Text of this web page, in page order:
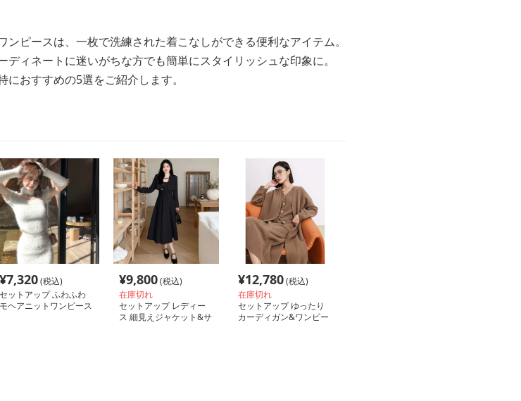
ピースは、一枚で洗練された着こなしができる便利なアイテム。
ィネートに迷いがちな方でも簡単にスタイリッシュな印象に。
おすすめの5選をご紹介します。
¥7,320(税込)
セットアップ ふわふわ
モヘアニットワンピース
¥9,800(税込)
在庫切れ
セットアップ レディー
ス 細見えジャケット&サ
¥12,780(税込)
在庫切れ
セットアップ ゆったり
カーディガン&ワンピー